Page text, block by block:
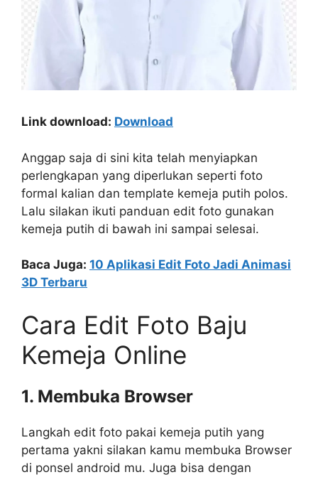
Link download: Download
Anggap saja di sini kita telah menyiapkan
perlengkapan yang diperlukan seperti foto
formal kalian dan template kemeja putih polos.
Lalu silakan ikuti panduan edit foto gunakan
kemeja putih di bawah ini sampai selesai.
Baca Juga: 10 Aplikasi Edit Foto Jadi Animasi
3D Terbaru
Cara Edit Foto Baju
Kemeja Online
1. Membuka Browser
Langkah edit foto pakai kemeja putih yang
pertama yakni silakan kamu membuka Browser
di ponsel android mu. Juga bisa dengan